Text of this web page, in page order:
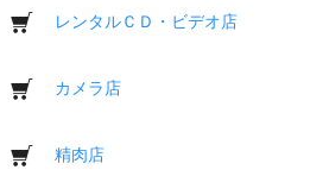
レンタルＣＤ・ビデオ店
カメラ店
精肉店